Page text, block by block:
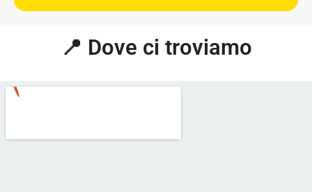
📍 Dove ci troviamo